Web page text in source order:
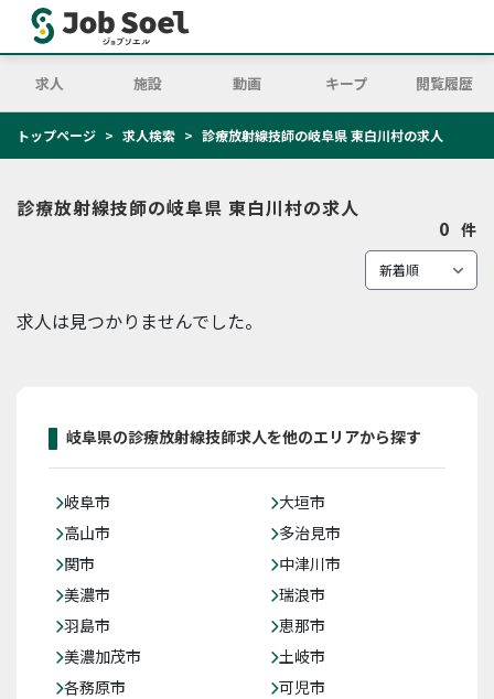
求人 施設 動画 キープ 閲覧履歴
トップページ 求人検索 診療放射線技師の岐阜県 東白川村の求人
診療放射線技師の岐阜県 東白川村の求人
0 件
求人は見つかりませんでした。
岐阜県の診療放射線技師求人を他のエリアから探す
岐阜市
大垣市
高山市
多治見市
関市
中津川市
美濃市
瑞浪市
羽島市
恵那市
美濃加茂市
土岐市
各務原市
可児市